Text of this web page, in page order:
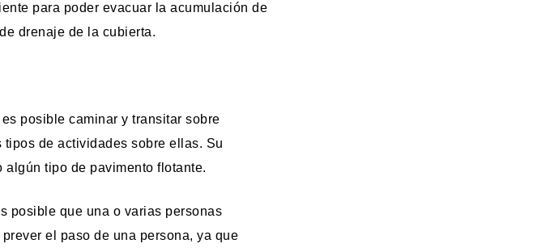
para poder evacuar la acumulación de
drenaje de la cubierta.
posible caminar y transitar sobre
de actividades sobre ellas. Su
tipo de pavimento flotante.
posible que una o varias personas
el paso de una persona, ya que